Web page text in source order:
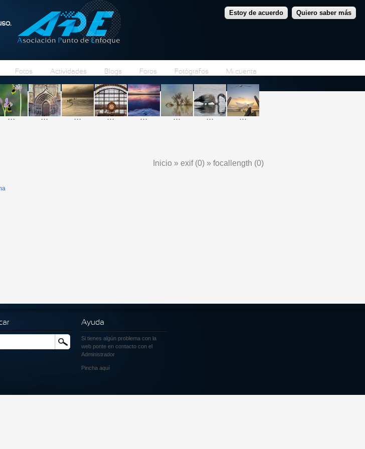
Estoy de acuerdo Quiero saber más
Pasar al contenido principal
Fotos Actividades Blogs Foros Fotógrafos Mi cuenta
... ... ... ... ... ... ... ...
Inicio » exif (0) » focallength (0)
Buscar
Ayuda
Si tienes algún problema con la
web ponte en contacto con el
Administrador
Pincha aquí